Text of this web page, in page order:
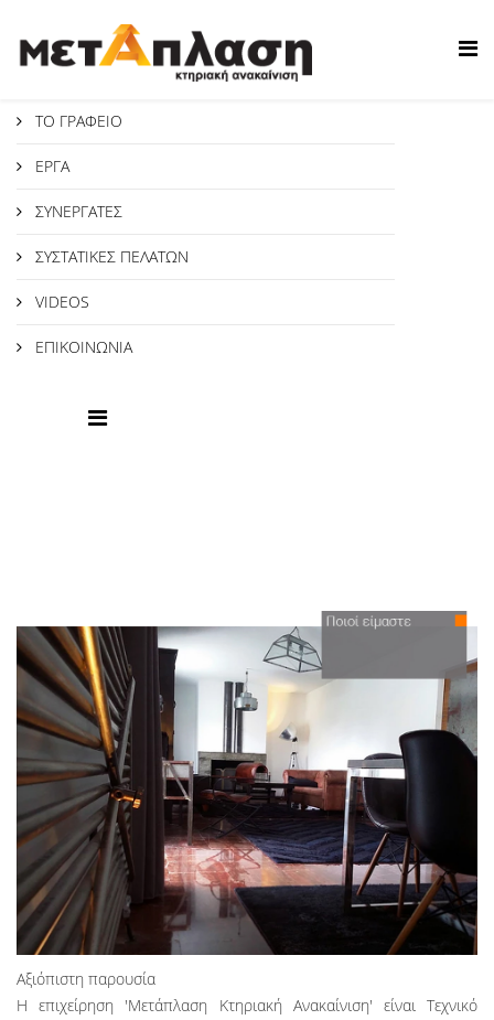
ΤΟ ΓΡΑΦΕΙΟ
EΡΓΑ
ΣΥΝΕΡΓΑΤΕΣ
ΣΥΣΤΑΤΙΚΕΣ ΠΕΛΑΤΩΝ
VIDEOS
ΕΠΙΚΟΙΝΩΝΙΑ
Αξιόπιστη παρουσία
H επιχείρηση 'Μετάπλαση Κτηριακή Ανακαίνιση' είναι Τεχνικό